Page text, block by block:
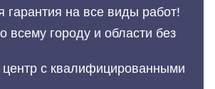
гарантия на все виды работ!
всему городу и области без
с квалифицированными